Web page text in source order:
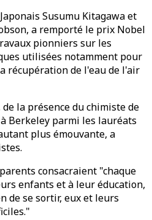
Susumu Kitagawa et
a remporté le prix Nobel
pionniers sur les
utilisées notamment pour
récupération de l'eau de l'air
la présence du chimiste de
Berkeley parmi les lauréats
plus émouvante, a
consacraient "chaque
enfants et à leur éducation,
de se sortir, eux et leurs